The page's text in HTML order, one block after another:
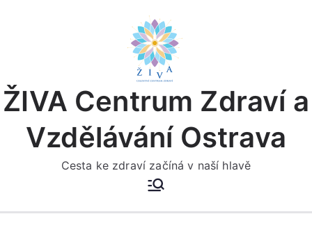
ŽIVA Centrum Zdraví a
Vzdělávání Ostrava
Cesta ke zdraví začíná v naší hlavě